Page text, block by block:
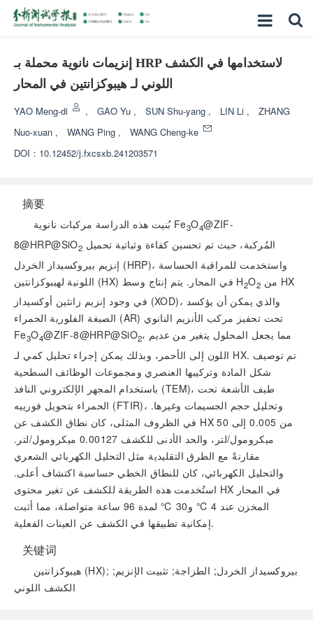
إنزيمات نانوية محملة بـ HRP لاستخدامها في الكشف
اللوني لـ هيبوكزانتين في المحار
YAO Meng-di , GAO Yu , SUN Shu-yang , LIN Li ,
ZHANG
Nuo-xuan , WANG Ping ,
WANG Cheng-ke
DOI： 10.12452/j.fxcsxb.241203571
摘要
بُنيت هذه الدراسة مركبات نانوية Fe3O4@ZIF-
8@HRP@SiO2
إنزيم بيروكسيداز الخردل (HRP)، واستخدمت للمراقبة الحساسة
اللونية لهيبوكزانتين (HX) في المحار. يتم إنتاج وسط H2O2
في وجود إنزيم زانثين أوكسيداز (XOD)، والذي يمكن أن يؤكسد
الصبغة الفلورية الحمراء (AR) تحت تحفيز مركب الأنزيم النانوي
Fe3O4@ZIF-8@HRP@SiO2، مما يجعل المحلول يتغير من عديم
اللون إلى الأحمر، وبذلك يمكن إجراء تحليل كمي لـ HX. تم توصيف
شكل المادة وتركيبها العنصري ومجموعات الوظائف السطحية
باستخدام المجهر الإلكتروني النافذ (TEM)، طيف الأشعة تحت
الحمراء بتحويل فورييه (FTIR)، وتحليل حجم الجسيمات وغيرها.
في الظروف المثلى، كان نطاق الكشف عن HX من 0.005 إلى 50
ميكرومول/لتر، والحد الأدنى للكشف 0.00127 ميكرومول/لتر.
مقارنةً مع الطرق التقليدية مثل التحليل الكهربائي الشعري
والتحليل الكهربائي، كان للنطاق الخطي حساسية اكتشاف أعلى.
استُخدمت هذه الطريقة للكشف عن تغير محتوى HX في المحار
المخزن عند 4 ℃ و30 ℃ لمدة 96 ساعة متواصلة، مما أثبت
إمكانية تطبيقها في الكشف عن العينات الفعلية.
关键词
هيبوكزانتين (HX); بيروكسيداز الخردل; الطزاجة; تثبيت الإنزيم;
الكشف اللوني